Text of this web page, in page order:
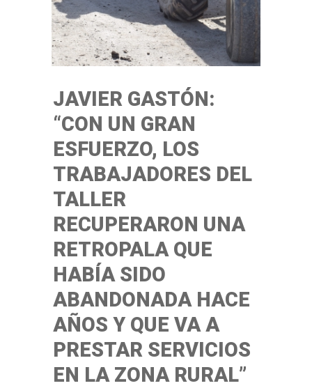
JAVIER GASTÓN:
“CON UN GRAN
ESFUERZO, LOS
TRABAJADORES DEL
TALLER
RECUPERARON UNA
RETROPALA QUE
HABÍA SIDO
ABANDONADA HACE
AÑOS Y QUE VA A
PRESTAR SERVICIOS
EN LA ZONA RURAL”